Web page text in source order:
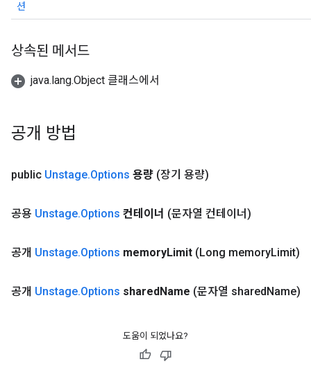
션
상속된 메서드
java.lang.Object 클래스에서
공개 방법
public Unstage.Options 용량 (장기 용량)
공용 Unstage.Options 컨테이너 (문자열 컨테이너)
공개 Unstage.Options memoryLimit (Long memoryLimit)
공개 Unstage.Options sharedName (문자열 sharedName)
도움이 되었나요?